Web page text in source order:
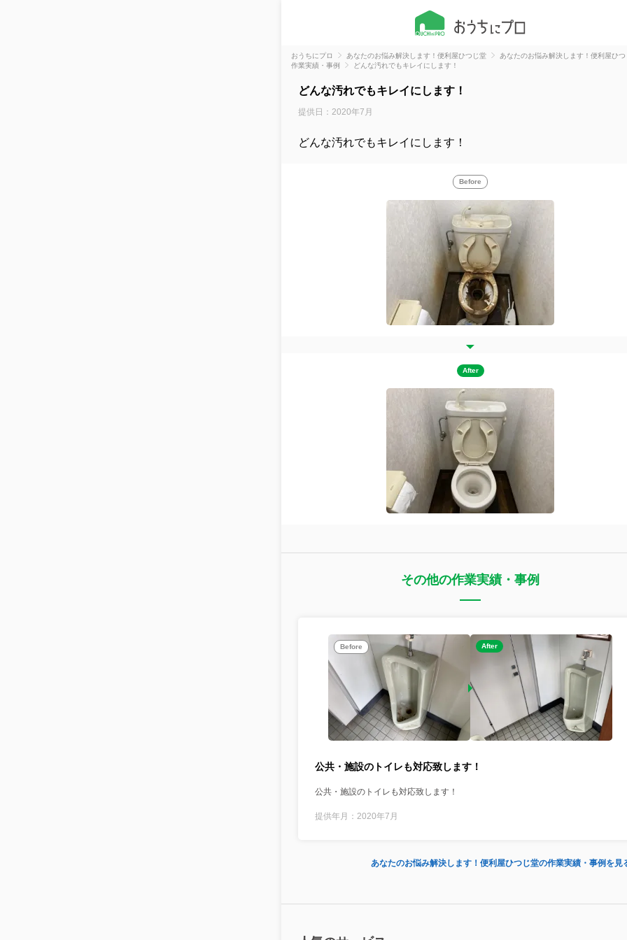
おうちにプロ あなたのお悩み解決します！便利屋ひつじ堂
あなたのお悩み解決します！便利屋ひ
作業実績・事例
どんな汚れでもキレイにします！
どんな汚れでもキレイにします！
提供日：2020年7月
どんな汚れでもキレイにします！
Before
After
その他の作業実績・事例
Before After
公共・施設のトイレも対応致します！
公共・施設のトイレも対応致します！
提供年月：2020年7月
あなたのお悩み解決します！便利屋ひつじ堂の作業実績・事例を見